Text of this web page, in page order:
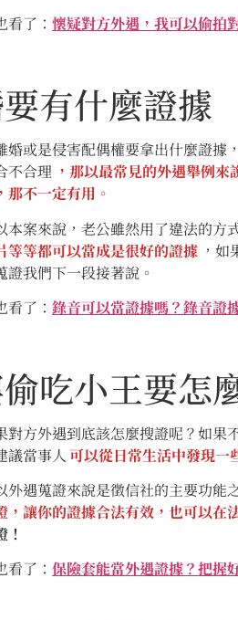
看了： 懷疑對方外遇，我可以偷拍
有什麼證據
或是侵害配偶權要拿出什麼證據
不合理 ，那以最常見的外遇舉例
那不一定有用。
案來說，老公雖然用了違法的方
等等都可以當成是很好的證據 ，
證我們下一段接著說。
看了： 錄音可以當證據嗎？錄音證
吃小王要怎
方外遇到底該怎麼搜證呢？如果
議當事人 可以從日常生活中發現一
遇蒐證來說是徵信社的主要功能之
，讓你的證據合法有效，也可以在
！
看了： 保險套能當外遇證據？把握